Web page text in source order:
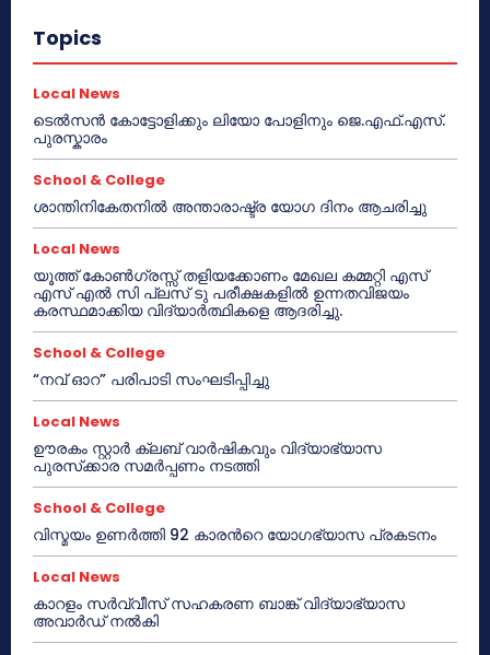
Topics
Local News
ടെൽസൻ കോട്ടോളിക്കും ലിയോ പോളിനും ജെ.എഫ്.എസ്.
പുരസ്കാരം
School & College
ശാന്തിനികേതനിൽ അന്താരാഷ്ട്ര യോഗ ദിനം ആചരിച്ചു
Local News
യൂത്ത് കോൺഗ്രസ്സ് തളിയക്കോണം മേഖല കമ്മറ്റി എസ്
എസ് എൽ സി പ്ലസ് ടു പരീക്ഷകളിൽ ഉന്നതവിജയം
കരസ്ഥമാക്കിയ വിദ്യാർത്ഥികളെ ആദരിച്ചു.
School & College
“നവ് ഓറ” പരിപാടി സംഘടിപ്പിച്ചു
Local News
ഊരകം സ്റ്റാർ ക്ലബ് വാർഷികവും വിദ്യാഭ്യാസ
പുരസ്‌ക്കാര സമർപ്പണം നടത്തി
School & College
വിസ്മയം ഉണർത്തി 92 കാരൻറെ യോഗഭ്യാസ പ്രകടനം
Local News
കാറളം സർവ്വീസ് സഹകരണ ബാങ്ക് വിദ്യാഭ്യാസ
അവാർഡ് നൽകി